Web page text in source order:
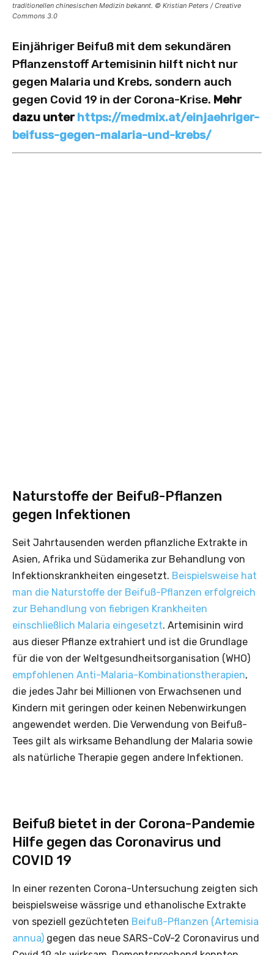
traditionellen chinesischen Medizin bekannt. © Kristian Peters / Creative
Commons 3.0
Einjähriger Beifuß mit dem sekundären
Pflanzenstoff Artemisinin hilft nicht nur
gegen Malaria und Krebs, sondern auch
gegen Covid 19 in der Corona-Krise. Mehr
dazu unterhttps://medmix.at/einjaehriger-
beifuss-gegen-malaria-und-krebs/
Naturstoffe der Beifuß-Pflanzen
gegen Infektionen
Seit Jahrtausenden werden pflanzliche Extrakte in
Asien, Afrika und Südamerika zur Behandlung von
Infektionskrankheiten eingesetzt. Beispielsweise hat
man die Naturstoffe der Beifuß-Pflanzen erfolgreich
zur Behandlung von fiebrigen Krankheiten
einschließlich Malaria eingesetzt. Artemisinin wird
aus dieser Pflanze extrahiert und ist die Grundlage
für die von der Weltgesundheitsorganisation (WHO)
empfohlenen Anti-Malaria-Kombinationstherapien,
die jedes Jahr bei Millionen von Erwachsenen und
Kindern mit geringen oder keinen Nebenwirkungen
angewendet werden. Die Verwendung von Beifuß-
Tees gilt als wirksame Behandlung der Malaria sowie
als natürliche Therapie gegen andere Infektionen.
Beifuß bietet in der Corona-Pandemie
Hilfe gegen das Coronavirus und
COVID 19
In einer rezenten Corona-Untersuchung zeigten sich
beispielsweise wässrige und ethanolische Extrakte
von speziell gezüchteten Beifuß-Pflanzen (Artemisia
annua) gegen das neue SARS-CoV-2 Coronavirus und